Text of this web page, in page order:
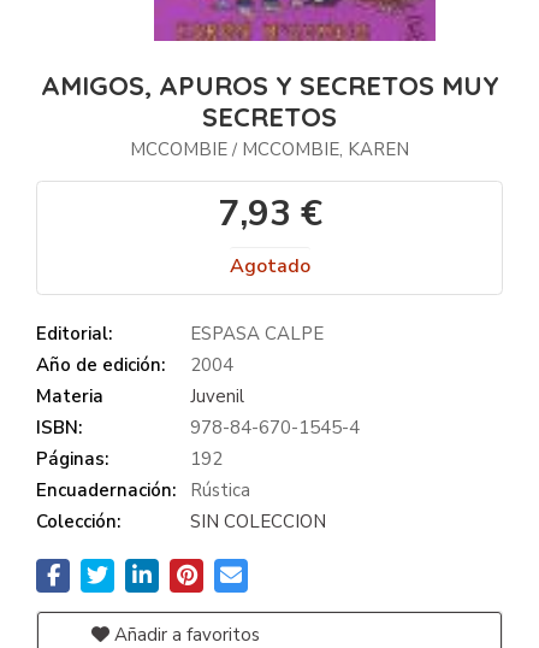
AMIGOS, APUROS Y SECRETOS MUY
SECRETOS
MCCOMBIE / MCCOMBIE, KAREN
7,93 €
Agotado
Editorial:
ESPASA CALPE
Año de edición:
2004
Materia
Juvenil
ISBN:
978-84-670-1545-4
Páginas:
192
Encuadernación:
Rústica
Colección:
SIN COLECCION
Añadir a favoritos